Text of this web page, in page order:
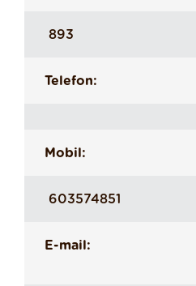
893
Telefon:
Mobil:
603574851
E-mail: